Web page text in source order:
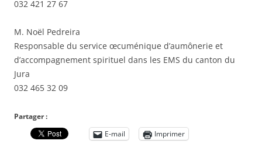
032 421 27 67
M. Noël Pedreira
Responsable du service œcuménique d’aumônerie et
d’accompagnement spirituel dans les EMS du canton du
Jura
032 465 32 09
Partager :
E-mail
Imprimer